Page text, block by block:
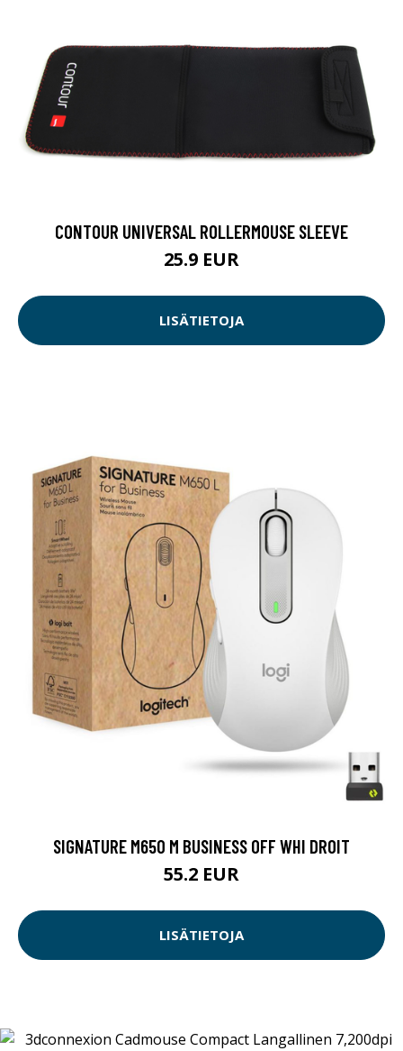
CONTOUR UNIVERSAL ROLLERMOUSE SLEEVE
25.9 EUR
LISÄTIETOJA
SIGNATURE M650 M BUSINESS OFF WHI DROIT
55.2 EUR
LISÄTIETOJA